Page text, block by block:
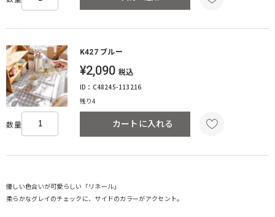
K427 ブルー
¥2,090 税込
ID：C48245-113216
残り4
数量 カートに入れる
優しい色合いが可愛らしい「リネール」
柔らかなグレイのチェックに、サイドのカラーがアクセント。